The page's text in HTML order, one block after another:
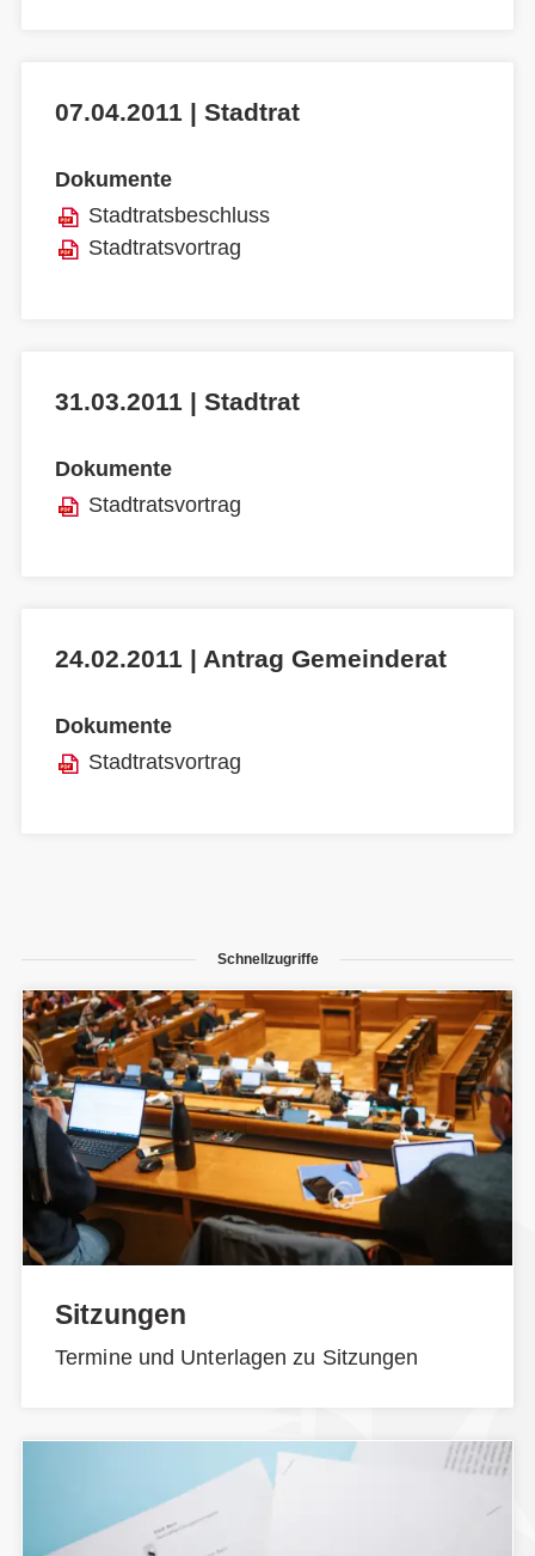
07.04.2011 | Stadtrat
Dokumente
Stadtratsbeschluss
Stadtratsvortrag
31.03.2011 | Stadtrat
Dokumente
Stadtratsvortrag
24.02.2011 | Antrag Gemeinderat
Dokumente
Stadtratsvortrag
Schnellzugriffe
Sitzungen
Termine und Unterlagen zu Sitzungen